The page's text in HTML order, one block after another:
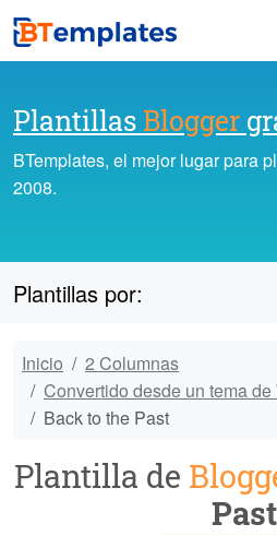
Plantillas Blogger
BTemplates, el mejor lugar para
2008.
Plantillas por:
Inicio
2 Columnas
Convertido desde un tema
Back to the Past
Plantilla de
Past